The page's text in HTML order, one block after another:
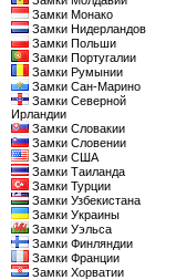
Замки Монако
Замки Нидерландов
Замки Польши
Замки Португалии
Замки Румынии
Замки Сан-Марино
Замки Северной
Ирландии
Замки Словакии
Замки Словении
Замки США
Замки Таиланда
Замки Турции
Замки Узбекистана
Замки Украины
Замки Уэльса
Замки Финляндии
Замки Франции
Замки Хорватии